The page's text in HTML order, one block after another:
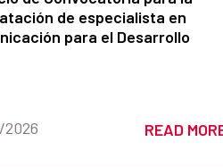
de especialista en
para el Desarrollo
the news:: READ